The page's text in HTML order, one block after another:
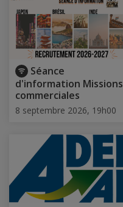
Séance
d'information Missions
commerciales
8 septembre 2026, 19h00